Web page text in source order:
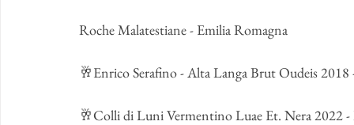
Roche Malatestiane - Emilia Romagna
🥂Enrico Serafino - Alta Langa Brut Oudeis
🥂Colli di Luni Vermentino Luae Et. Nera 2022